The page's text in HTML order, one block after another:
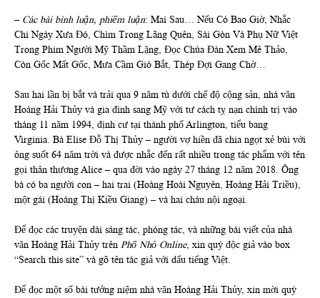
– Các bài bình luận, phiếm luận: Mai Sau… Nếu Có Bao Giờ, Nhắc
Chi Ngày Xưa Đó, Chìm Trong Lãng Quên, Sài Gòn Và Phụ Nữ Việt
Trong Phim Người Mỹ Thầm Lặng, Đọc Chùa Đàn Xem Mê Thảo,
Còn Gốc Mất Gốc, Mưa Cầm Gió Bắt, Thép Đợi Gang Chờ…
Sau hai lần bị bắt và trải qua 9 năm tù dưới chế độ cộng sản, nhà văn
Hoàng Hải Thủy và gia đình sang Mỹ với tư cách tỵ nạn chính trị vào
tháng 11 năm 1994, định cư tại thành phố Arlington, tiểu bang
Virginia. Bà Elise Đỗ Thị Thủy – người vợ hiền đã chia ngọt xẻ bùi với
ông suốt 64 năm trời và được nhắc đến rất nhiều trong tác phẩm với tên
gọi thân thương Alice – qua đời vào ngày 27 tháng 12 năm 2018. Ông
bà có ba người con – hai trai (Hoàng Hoài Nguyên, Hoàng Hải Triều),
một gái (Hoàng Thị Kiều Giang) – và hai cháu nội ngoại.
Để đọc các truyện dài sáng tác, phóng tác, và những bài viết của nhà
văn Hoàng Hải Thủy trên Phố Nhỏ Online, xin quý độc giả vào box
“Search this site” và gõ tên tác giả với dấu tiếng Việt.
Để đọc một số bài tưởng niệm nhà văn Hoàng Hải Thủy, xin mời quý